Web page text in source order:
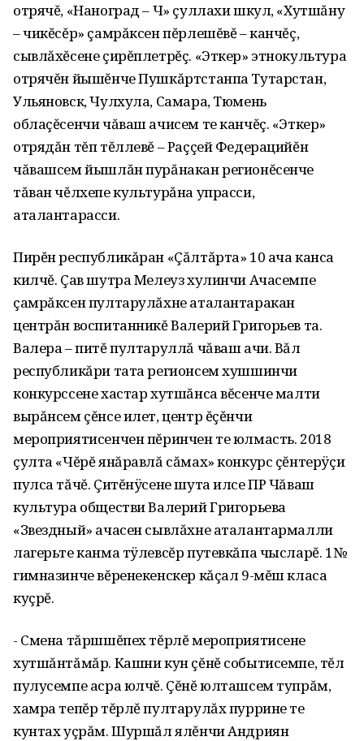
отрячĕ, «Наноград – Ч» çуллахи шкул, «Хутшăну
– чикĕсĕр» çамрăксен пĕрлешĕвĕ – канчĕç,
сывлăхĕсене çирĕплетрĕç. «Эткер» этнокультура
отрячĕн йышĕнче Пушкăртстанпа Тутарстан,
Ульяновск, Чулхула, Самара, Тюмень
облаçĕсенчи чăваш ачисем те канчĕç. «Эткер»
отрядăн тĕп тĕллевĕ – Раççей Федерацийĕн
чăвашсем йышлăн пурăнакан регионĕсенче
тăван чĕлхепе культурăна упрасси,
аталантарасси.
Пирĕн республикăран «Çăлтăрта» 10 ача канса
килчĕ. Çав шутра Мелеуз хулинчи Ачасемпе
çамрăксен пултарулăхне аталантаракан
центрăн воспитанникĕ Валерий Григорьев та.
Валера – питĕ пултаруллă чăваш ачи. Вăл
республикăри тата регионсем хушшинчи
конкурссене хастар хутшăнса вĕсенче малти
вырăнсем çĕнсе илет, центр ĕçĕнчи
мероприятисенчен пĕринчен те юлмасть. 2018
çулта «Чĕрĕ янăравлă сăмах» конкурс çĕнтерÿçи
пулса тăчĕ. Çитĕнÿсене шута илсе ПР Чăваш
культура обществи Валерий Григорьева
«Звездный» ачасен сывлăхне аталантармалли
лагерьте канма тÿлевсĕр путевкăпа чысларĕ. 1№
гимназинче вĕренекенскер кăçал 9-мĕш класа
куçрĕ.
- Смена тăршшĕпех тĕрлĕ мероприятисене
хутшăнтăмăр. Кашни кун çĕнĕ событисемпе, тĕл
пулусемпе асра юлчĕ. Çĕнĕ юлташсем тупрăм,
хамра тепĕр тĕрлĕ пултарулăх пуррине те
кунтах уçрăм. Шуршăл ялĕнчи Андриян